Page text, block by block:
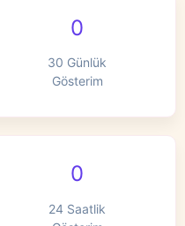
0
30 Günlük
Gösterim
0
24 Saatlik